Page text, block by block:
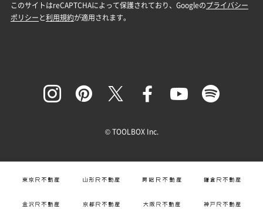
© TOOLBOX Inc.